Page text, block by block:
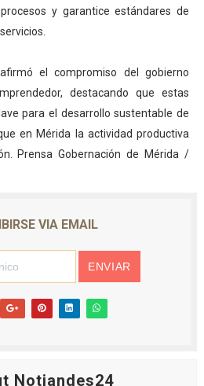
y garantice estándares de
el compromiso del gobierno
destacando que estas
para el desarrollo sustentable de
en Mérida la actividad productiva
Prensa Gobernación de Mérida /
VIA EMAIL
Notiandes24